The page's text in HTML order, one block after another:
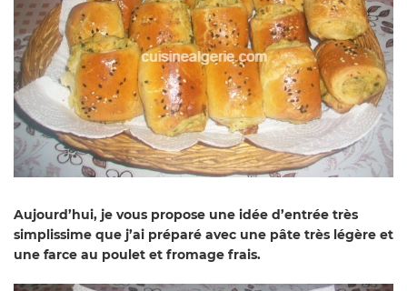
Aujourd’hui, je vous propose une idée d’entrée très
simplissime que j’ai préparé avec une pâte très légère et
une farce au poulet et fromage frais.